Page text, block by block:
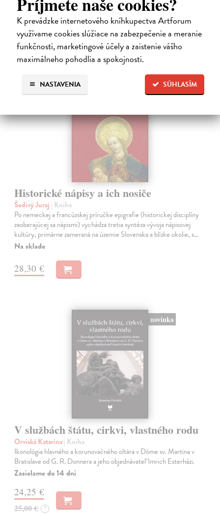
K prevádzke internetového kníhkupectva Artforum
využívame cookies slúžiace na zabezpečenie a meranie
funkčnosti, marketingové účely a zaistenie vášho
maximálneho pohodlia a spokojnosti.
SÚHLASÍM
NASTAVENIA
Na sklade
23,66 €
24,90 €
na sklade
Historické nápisy a ich nosiče
Šedivý Juraj | Kniha
Po nemeckej a francúzskej príručke epigrafie (historickej disciplíny
zaoberajúcej sa nápismi) vychádza tretia syntéza vývoja nápisovej
kultúry, primárne zameraná na územie Slovenska a blízke okolie, s…
Na sklade
28,30 €
novinka
V službách štátu, cirkvi, vlastného rodu
Orviská Katarína| Kniha
Ikonológia hlavného a korunovačného oltára v Dóme sv. Martina v
Bratislave od G. R. Donnera a jeho objednávateľ Imrich Esterházi.
Zasielame do 14 dní
24,25 €
25,00 € ?